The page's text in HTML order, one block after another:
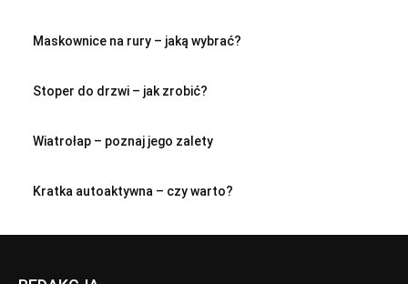
Maskownice na rury – jaką wybrać?
Stoper do drzwi – jak zrobić?
Wiatrołap – poznaj jego zalety
Kratka autoaktywna – czy warto?